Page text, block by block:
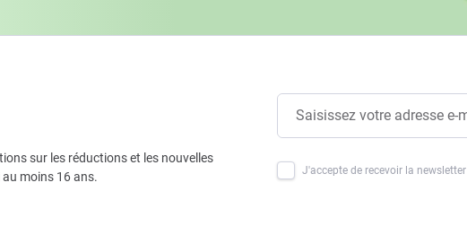
sur les réductions et les nouvelles
moins 16 ans.
J'accepte de recevoir la newsletter